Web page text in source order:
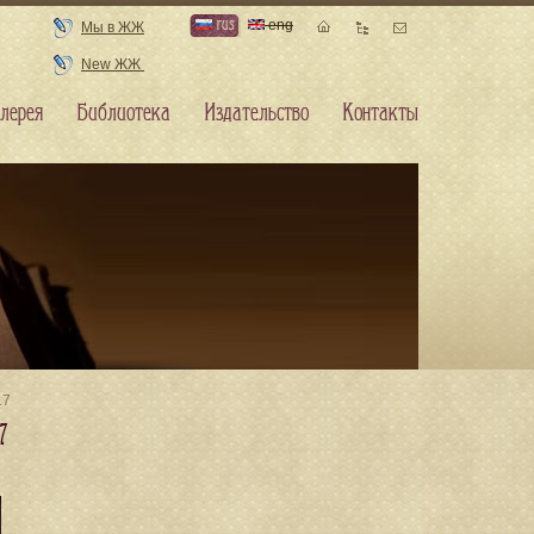
Мы в ЖЖ
New ЖЖ
rus eng
Библиотека Издательство Контакты